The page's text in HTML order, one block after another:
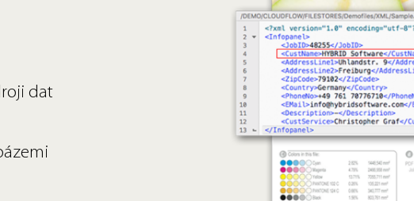
dat